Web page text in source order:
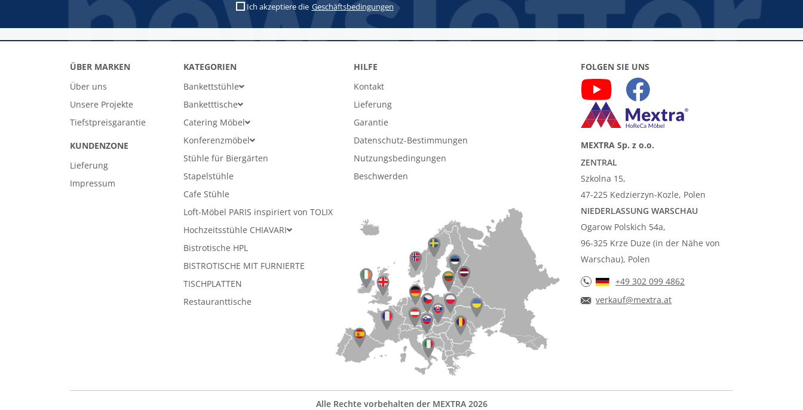
Ich akzeptiere die Geschäftsbedingungen
ÜBER MARKEN
Über uns
Unsere Projekte
Tiefstpreisgarantie
KUNDENZONE
Lieferung
Impressum
KATEGORIEN
Bankettstühle
Banketttische
Catering Möbel
Konferenzmöbel
Stühle für Biergärten
Stapelstühle
Cafe Stühle
Loft-Möbel PARIS inspiriert von TOLIX
Hochzeitsstühle CHIAVARI
Bistrotische HPL
BISTROTISCHE MIT FURNIERTE
TISCHPLATTEN
Restauranttische
HILFE
Kontakt
Lieferung
Garantie
Datenschutz-Bestimmungen
Nutzungsbedingungen
Beschwerden
FOLGEN SIE UNS
MEXTRA Sp. z o.o.
ZENTRAL
Szkolna 15,
47-225 Kedzierzyn-Kozle, Polen
NIEDERLASSUNG WARSCHAU
Ogarow Polskich 54a,
96-325 Krze Duze (in der Nähe von
Warschau), Polen
+49 302 099 4862
verkauf@mextra.at
Alle Rechte vorbehalten der MEXTRA 2026